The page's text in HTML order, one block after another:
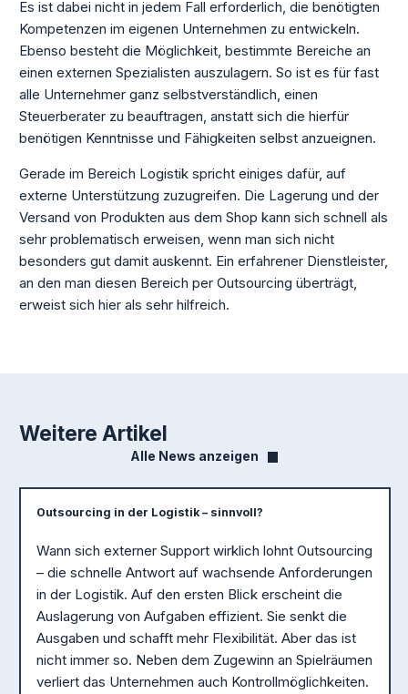
Es ist dabei nicht in jedem Fall erforderlich, die benötigten
Kompetenzen im eigenen Unternehmen zu entwickeln.
Ebenso besteht die Möglichkeit, bestimmte Bereiche an
einen externen Spezialisten auszulagern. So ist es für fast
alle Unternehmer ganz selbstverständlich, einen
Steuerberater zu beauftragen, anstatt sich die hierfür
benötigen Kenntnisse und Fähigkeiten selbst anzueignen.
Gerade im Bereich Logistik spricht einiges dafür, auf
externe Unterstützung zuzugreifen. Die Lagerung und der
Versand von Produkten aus dem Shop kann sich schnell als
sehr problematisch erweisen, wenn man sich nicht
besonders gut damit auskennt. Ein erfahrener Dienstleister,
an den man diesen Bereich per Outsourcing überträgt,
erweist sich hier als sehr hilfreich.
Weitere Artikel
Alle News anzeigen
Outsourcing in der Logistik – sinnvoll?
Wann sich externer Support wirklich lohnt Outsourcing
– die schnelle Antwort auf wachsende Anforderungen
in der Logistik. Auf den ersten Blick erscheint die
Auslagerung von Aufgaben effizient. Sie senkt die
Ausgaben und schafft mehr Flexibilität. Aber das ist
nicht immer so. Neben dem Zugewinn an Spielräumen
verliert das Unternehmen auch Kontrollmöglichkeiten.